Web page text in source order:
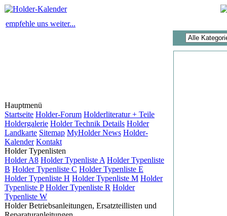
empfehle uns weiter...
Hauptmenü
Startseite Holder-Forum Holderliteratur + Teile
Holdergalerie Holder Technik Details Holder
Landkarte Sitemap MyHolder News Holder-
Kalender Kontakt
Holder Typenlisten
Holder A8 Holder Typenliste A Holder Typenliste
B Holder Typenliste C Holder Typenliste E
Holder Typenliste H Holder Typenliste M Holder
Typenliste P Holder Typenliste R Holder
Typenliste W
Holder Betriebsanleitungen, Ersatzteillisten und